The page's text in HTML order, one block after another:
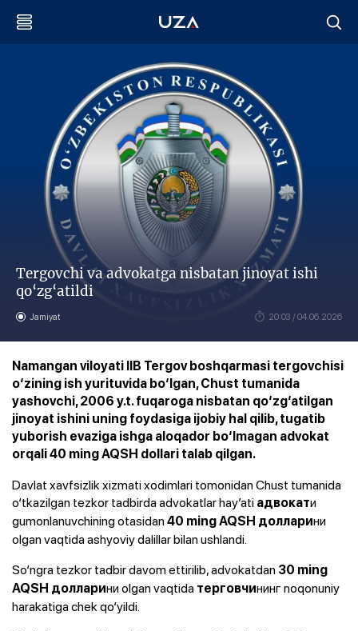
Tergovchi va advokatga nisbatan jinoyat ishi
qo‘zg‘atildi
Jamiyat 20:03 / 04.06.2026
Namangan viloyati IIB Tergov boshqarmasi tergovchisi
o‘zining ish yurituvida bo‘lgan, Chust tumanida
yashovchi, 2006 y.t. fuqaroga nisbatan qo‘zg‘atilgan
jinoyat ishini uning foydasiga ijobiy hal qilib, tugatib
yuborish evaziga ishga aloqador bo‘lmagan advokat
orqali 40 ming AQSH dollari talab qilgan.
Davlat xavfsizlik xizmati xodimlari tomonidan Chust tumanida
o‘tkazilgan tezkor tadbirda advokatlar hay’ati адвокати
gumonlanuvchining otasidan40 ming AQSH долларини
olgan vaqtida ashyoviy dalillar bilan ushlandi.
So‘ngra tezkor tadbir davom ettirilib, advokatdan 30 ming
AQSH долларини olgan vaqtida терговчининг noqonuniy
harakatiga chek qo‘yildi.